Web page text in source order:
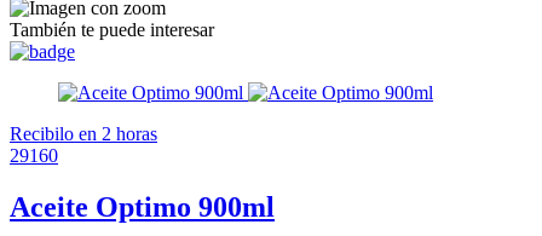
También te puede interesar
Recibilo en 2 horas
29160
Aceite Optimo 900ml